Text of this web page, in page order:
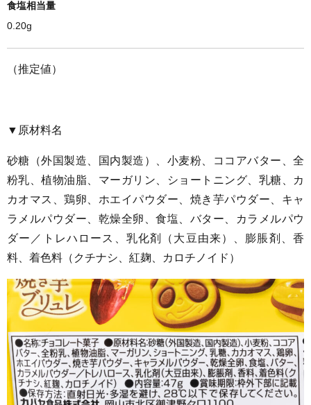
食塩相当量
0.20g
（推定値）
▼原材料名
砂糖（外国製造、国内製造）、小麦粉、ココアバター、全
粉乳、植物油脂、マーガリン、ショートニング、乳糖、カ
カオマス、鶏卵、ホエイパウダー、焼き芋パウダー、キャ
ラメルパウダー、乾燥全卵、食塩、バター、カラメルパウ
ダー／トレハロース、乳化剤（大豆由来）、膨脹剤、香
料、着色料（クチナシ、紅麹、カロチノイド）